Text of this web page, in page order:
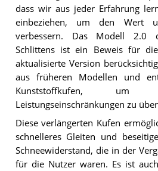
dass wir aus jeder Erfahrung
einbeziehen, um den Wert
verbessern. Das Modell 2.0
Schlittens ist ein Beweis für
aktualisierte Version
aus früheren Modellen und
Kunststoffkufen, um
Leistungseinschränkungen zu
Diese verlängerten Kufen
schnelleres Gleiten und
Schneewiderstand, die in der
für die Nutzer waren. Es ist